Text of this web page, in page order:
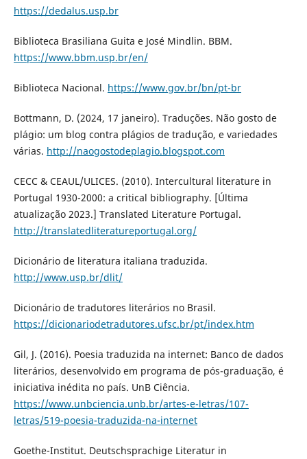
https://dedalus.usp.br
Biblioteca Brasiliana Guita e José Mindlin. BBM.
https://www.bbm.usp.br/en/
Biblioteca Nacional. https://www.gov.br/bn/pt-br
Bottmann, D. (2024, 17 janeiro). Traduções. Não gosto de
plágio: um blog contra plágios de tradução, e variedades
várias. http://naogostodeplagio.blogspot.com
CECC & CEAUL/ULICES. (2010). Intercultural literature in
Portugal 1930-2000: a critical bibliography. [Última
atualização 2023.] Translated Literature Portugal.
http://translatedliteratureportugal.org/
Dicionário de literatura italiana traduzida.
http://www.usp.br/dlit/
Dicionário de tradutores literários no Brasil.
https://dicionariodetradutores.ufsc.br/pt/index.htm
Gil, J. (2016). Poesia traduzida na internet: Banco de dados
literários, desenvolvido em programa de pós-graduação, é
iniciativa inédita no país. UnB Ciência.
https://www.unbciencia.unb.br/artes-e-letras/107-
letras/519-poesia-traduzida-na-internet
Goethe-Institut. Deutschsprachige Literatur in